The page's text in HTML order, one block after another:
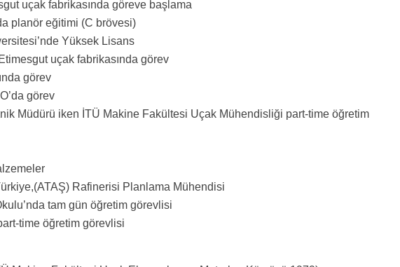
uçak fabrikasında göreve başlama
planör eğitimi (C brövesi)
Yüksek Lisans
uçak fabrikasında görev
görev
görev
Müdürü iken İTÜ Makine Fakültesi Uçak Mühendisliği part-time öğretim
Rafinerisi Planlama Mühendisi
tam gün öğretim görevlisi
time öğretim görevlisi